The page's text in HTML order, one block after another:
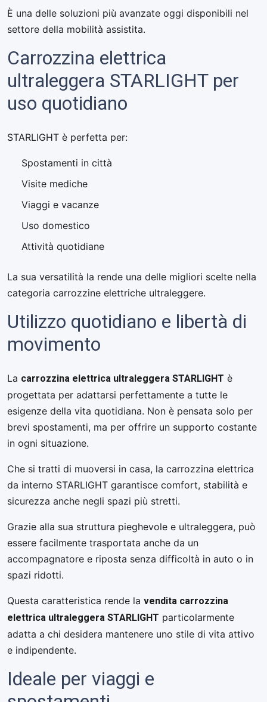
È una delle soluzioni più avanzate oggi disponibili nel
settore della mobilità assistita.
Carrozzina elettrica
ultraleggera STARLIGHT per
uso quotidiano
STARLIGHT è perfetta per:
Spostamenti in città
Visite mediche
Viaggi e vacanze
Uso domestico
Attività quotidiane
La sua versatilità la rende una delle migliori scelte nella
categoria carrozzine elettriche ultraleggere.
Utilizzo quotidiano e libertà di
movimento
La carrozzina elettrica ultraleggera STARLIGHT è
progettata per adattarsi perfettamente a tutte le
esigenze della vita quotidiana. Non è pensata solo per
brevi spostamenti, ma per offrire un supporto costante
in ogni situazione.
Che si tratti di muoversi in casa, la carrozzina elettrica
da interno STARLIGHT garantisce comfort, stabilità e
sicurezza anche negli spazi più stretti.
Grazie alla sua struttura pieghevole e ultraleggera, può
essere facilmente trasportata anche da un
accompagnatore e riposta senza difficoltà in auto o in
spazi ridotti.
Questa caratteristica rende la vendita carrozzina
elettrica ultraleggera STARLIGHT particolarmente
adatta a chi desidera mantenere uno stile di vita attivo
e indipendente.
Ideale per viaggi e